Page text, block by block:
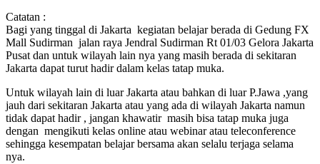
Catatan :
Bagi yang tinggal di Jakarta kegiatan belajar berada di Gedung FX
Mall Sudirman jalan raya Jendral Sudirman Rt 01/03 Gelora Jakarta
Pusat dan untuk wilayah lain nya yang masih berada di sekitaran
Jakarta dapat turut hadir dalam kelas tatap muka.
Untuk wilayah lain di luar Jakarta atau bahkan di luar P.Jawa ,yang
jauh dari sekitaran Jakarta atau yang ada di wilayah Jakarta namun
tidak dapat hadir , jangan khawatir masih bisa tatap muka juga
dengan mengikuti kelas online atau webinar atau teleconference
sehingga kesempatan belajar bersama akan selalu terjaga selama
nya.